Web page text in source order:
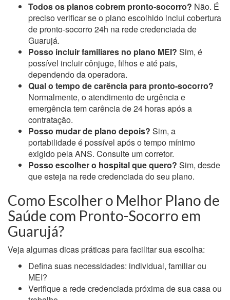
Todos os planos cobrem pronto-socorro? Não. É
preciso verificar se o plano escolhido inclui cobertura
de pronto-socorro 24h na rede credenciada de
Guarujá.
Posso incluir familiares no plano MEI? Sim, é
possível incluir cônjuge, filhos e até pais,
dependendo da operadora.
Qual o tempo de carência para pronto-socorro?
Normalmente, o atendimento de urgência e
emergência tem carência de 24 horas após a
contratação.
Posso mudar de plano depois? Sim, a
portabilidade é possível após o tempo mínimo
exigido pela ANS. Consulte um corretor.
Posso escolher o hospital que quero? Sim, desde
que esteja na rede credenciada do seu plano.
Como Escolher o Melhor Plano de
Saúde com Pronto-Socorro em
Guarujá?
Veja algumas dicas práticas para facilitar sua escolha:
Defina suas necessidades: individual, familiar ou
MEI?
Verifique a rede credenciada próxima de sua casa ou